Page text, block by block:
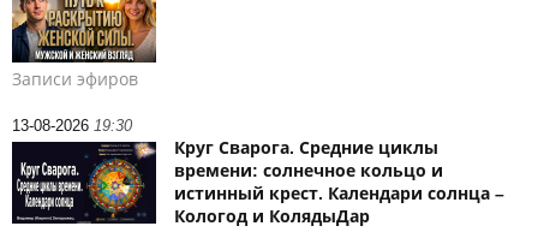
Записи эфиров
13-08-2026 19:30
Круг Сварога. Средние циклы
времени: солнечное кольцо и
истинный крест. Календари солнца –
Кологод и КолядыДар